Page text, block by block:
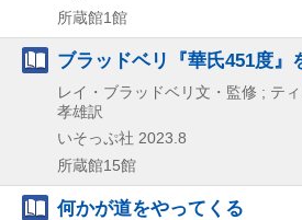
所蔵館1館
ブラッドベリ『華氏451度』
レイ・ブラッドベリ文・監修 ; テ
孝雄訳
いそっぷ社 2023.8
所蔵館15館
何かが道をやってくる